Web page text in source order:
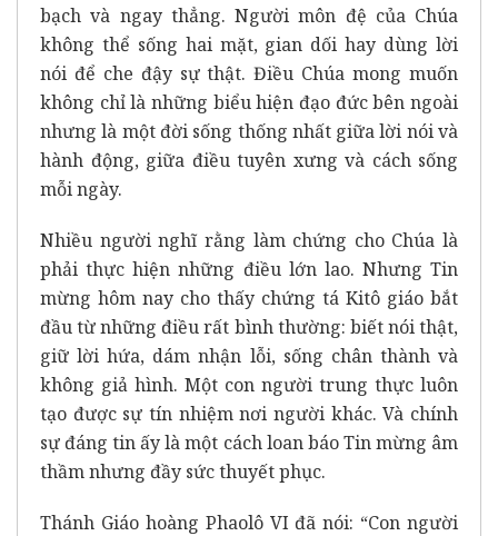
bạch và ngay thẳng. Người môn đệ của Chúa
không thể sống hai mặt, gian dối hay dùng lời
nói để che đậy sự thật. Điều Chúa mong muốn
không chỉ là những biểu hiện đạo đức bên ngoài
nhưng là một đời sống thống nhất giữa lời nói và
hành động, giữa điều tuyên xưng và cách sống
mỗi ngày.
Nhiều người nghĩ rằng làm chứng cho Chúa là
phải thực hiện những điều lớn lao. Nhưng Tin
mừng hôm nay cho thấy chứng tá Kitô giáo bắt
đầu từ những điều rất bình thường: biết nói thật,
giữ lời hứa, dám nhận lỗi, sống chân thành và
không giả hình. Một con người trung thực luôn
tạo được sự tín nhiệm nơi người khác. Và chính
sự đáng tin ấy là một cách loan báo Tin mừng âm
thầm nhưng đầy sức thuyết phục.
Thánh Giáo hoàng Phaolô VI đã nói: “Con người